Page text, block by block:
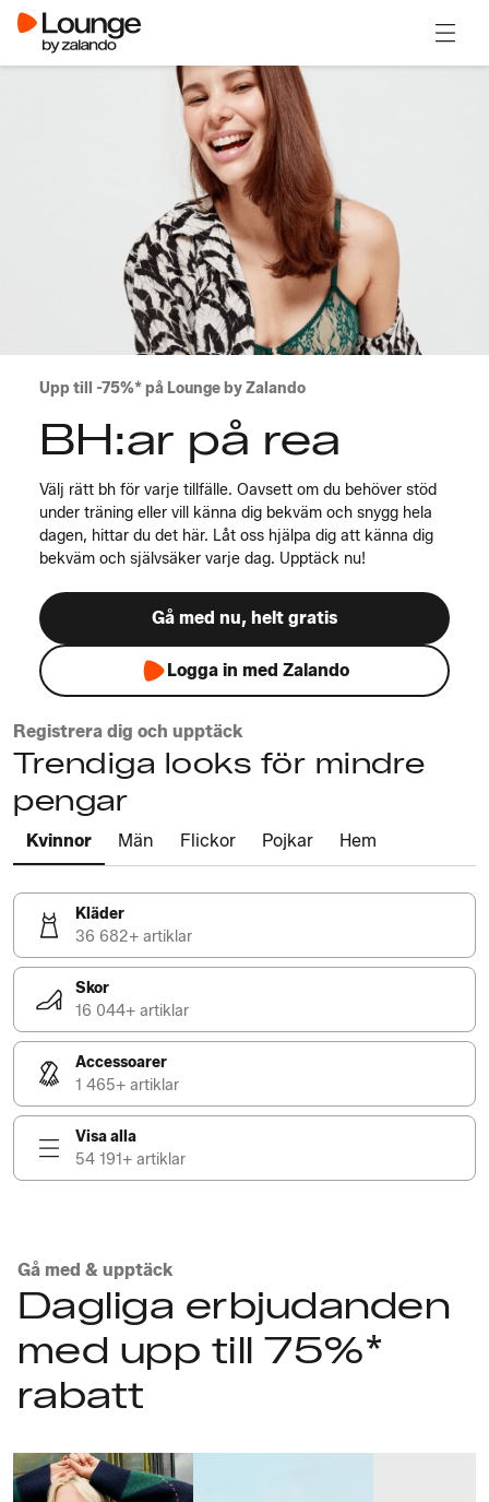
Upp till -75%* på Lounge by Zalando
BH:ar på rea
Välj rätt bh för varje tillfälle. Oavsett om du behöver stöd
under träning eller vill känna dig bekväm och snygg hela
dagen, hittar du det här. Låt oss hjälpa dig att känna dig
bekväm och självsäker varje dag. Upptäck nu!
Gå med nu, helt gratis
Logga in med Zalando
Registrera dig och upptäck
Trendiga looks för mindre
pengar
Kvinnor Män Flickor Pojkar Hem
Kläder
36 682+ artiklar
Skor
16 044+ artiklar
Accessoarer
1 465+ artiklar
Visa alla
54 191+ artiklar
Gå med & upptäck
Dagliga erbjudanden
med upp till 75%*
rabatt